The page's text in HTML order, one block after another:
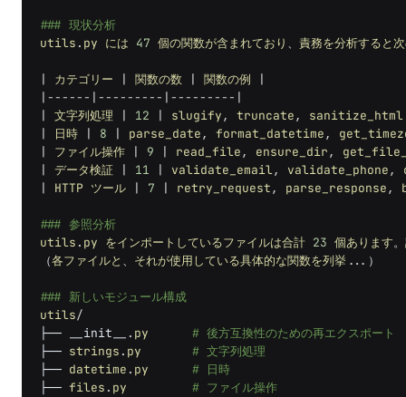
### 現状分析
utils . py には 47 個の関数が含まれており 、 責務を分析すると
| カテゴリー | 関数の数 | 関数の例
|
|------|---------|---------|
|
文字列処理 | 12 | slugify, truncate,
sanitize_html
|
日時 | 8 | parse_date, format_datetime,
|
ファイル操作 | 9 | read_file, ensure_dir,
|
データ検証 | 11 | validate_email, validate_phone,
|
HTTP ツール | 7 | retry_request, parse_response,
### 参照分析
utils . py をインポートしているファイルは合計 23 個あります。
（各ファイルと 、 それが使用している具体的な関数を列挙 ... ）
### 新しいモジュール構成
utils/
├──
__init__ . py
# 後方互換性のための再エクスポート
├── strings . py
# 文字列処理
├── datetime . py
# 日時
├── files . py
# ファイル操作